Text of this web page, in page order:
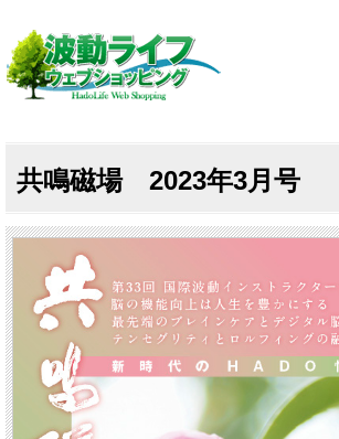
共鳴磁場 2023年3月号